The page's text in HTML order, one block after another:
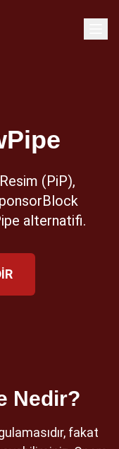
(PiP),
alternatifi.
Nedir?
fakat